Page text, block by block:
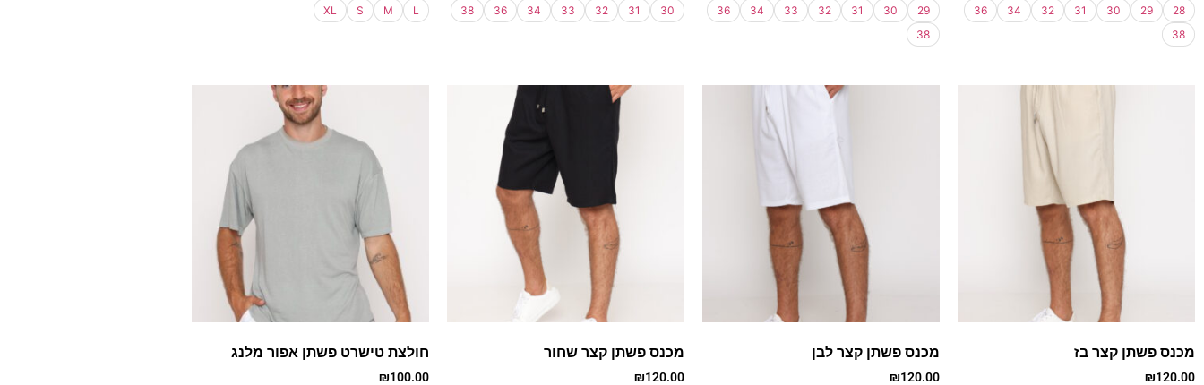
28
29
30
31
32
34
36
38
29
30
31
32
33
34
36
38
30
31
32
33
34
36
38
L
M
S
XL
מכנס פשתן קצר בז
₪120.00
מכנס פשתן קצר לבן
₪120.00
מכנס פשתן קצר שחור
₪120.00
חולצת טישרט פשתן אפור מלנג
₪100.00